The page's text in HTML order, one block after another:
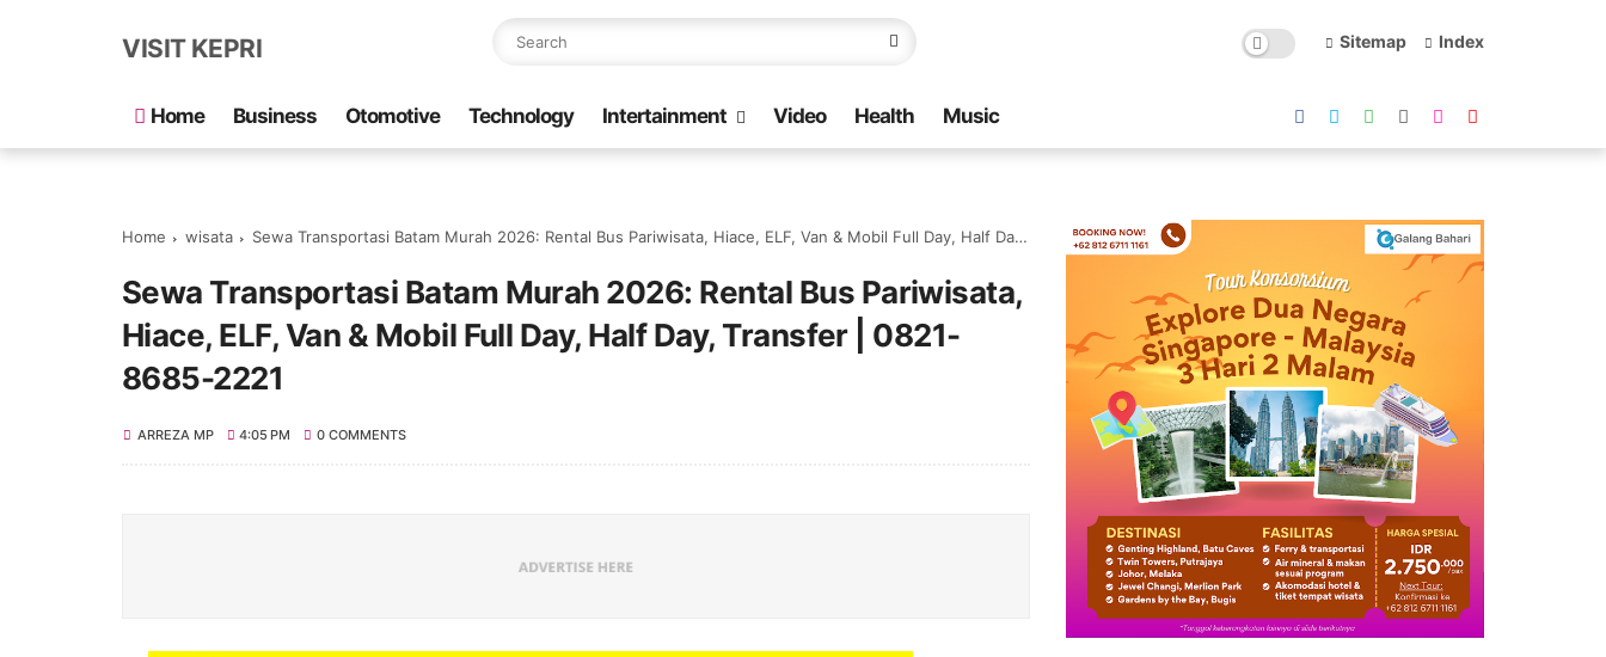
VISIT KEPRI Sitemap Index
Home Business Otomotive Technology Intertainment Video Health Music
Home wisata Sewa Transportasi Batam Murah 2026: Rental Bus Pariwisata, Hiace, ELF, Van & Mobil Full Day, Half Day, Transfer | 0821-8685-2221
Sewa Transportasi Batam Murah 2026: Rental Bus Pariwisata,
Hiace, ELF, Van & Mobil Full Day, Half Day, Transfer | 0821-
8685-2221
ARREZA MP 4:05 PM 0 COMMENTS